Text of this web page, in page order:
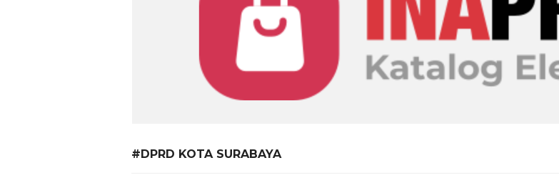
#DPRD KOTA SURABAYA